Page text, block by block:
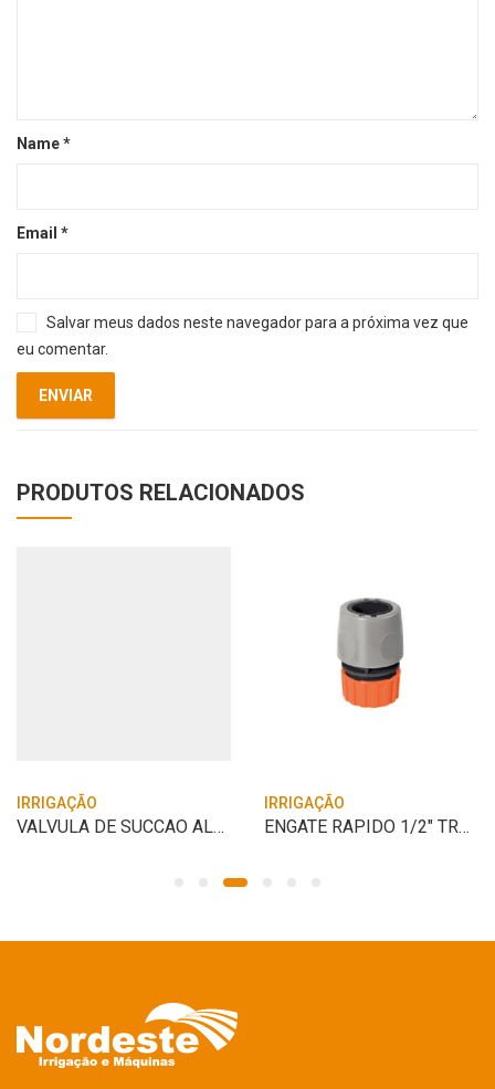
Name*
Email *
Salvar meus dados neste navegador para a próxima vez que
eu comentar.
PRODUTOS RELACIONADOS
IRRIGAÇÃO
VALVULA DE SUCCAO ALUMINIUM 4″ FUNDO DE
IRRIGAÇÃO
ENGATE RAPIDO 1/2″ TRAMONTINA